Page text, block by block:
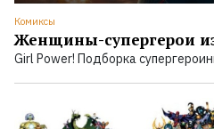
Комиксы
Женщины-супергерои
Girl Power! Подборка